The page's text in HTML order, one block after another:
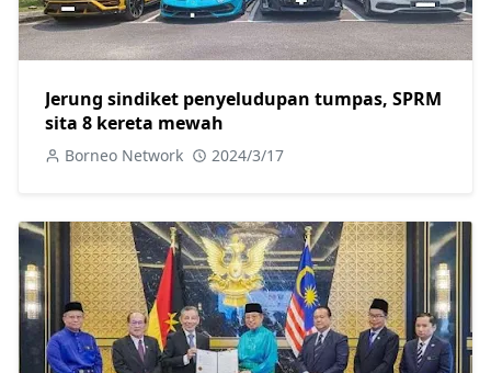
Jerung sindiket penyeludupan tumpas, SPRM
sita 8 kereta mewah
Borneo Network 2024/3/17